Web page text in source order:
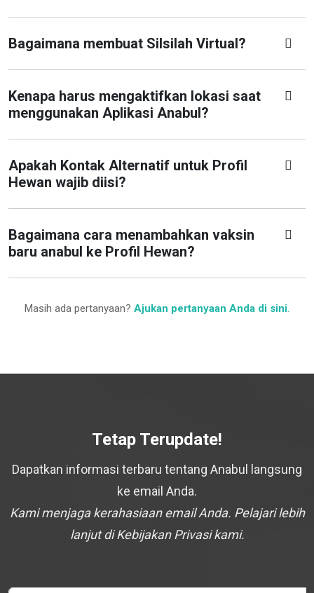
Bagaimana membuat Silsilah Virtual?
Kenapa harus mengaktifkan lokasi saat
menggunakan Aplikasi Anabul?
Apakah Kontak Alternatif untuk Profil
Hewan wajib diisi?
Bagaimana cara menambahkan vaksin
baru anabul ke Profil Hewan?
Masih ada pertanyaan? Ajukan pertanyaan Anda di sini.
Tetap Terupdate!
Dapatkan informasi terbaru tentang Anabul langsung
ke email Anda.
Kami menjaga kerahasiaan email Anda. Pelajari lebih
lanjut di Kebijakan Privasi kami.